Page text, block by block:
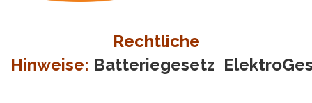
Rechtliche
Hinweise: Batteriegesetz